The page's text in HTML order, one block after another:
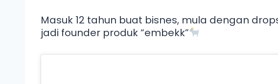
Masuk 12 tahun buat bisnes, mula dengan
jadi founder produk “embekk”